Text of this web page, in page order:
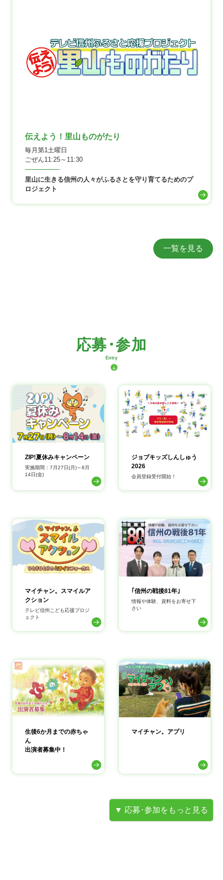
伝えよう！里山ものがたり
毎月第1土曜日
ごぜん11:25～11:30
里山に生きる信州の人々がふるさとを守り育てるためのプ
ロジェクト
一覧を見る
応募･参加
Entry
ZIP!夏休みキャンペーン
実施期間：7月27日(月)～8月
14日(金)
ジョブキッズしんしゅう
2026
会員登録受付開始！
マイチャン。スマイルア
クション
テレビ信州こども応援プロジ
ェクト
｢信州の戦後81年｣
情報や体験、資料をお寄せ下
さい
生後6か月までの赤ちゃ
ん
出演者募集中！
マイチャン。アプリ